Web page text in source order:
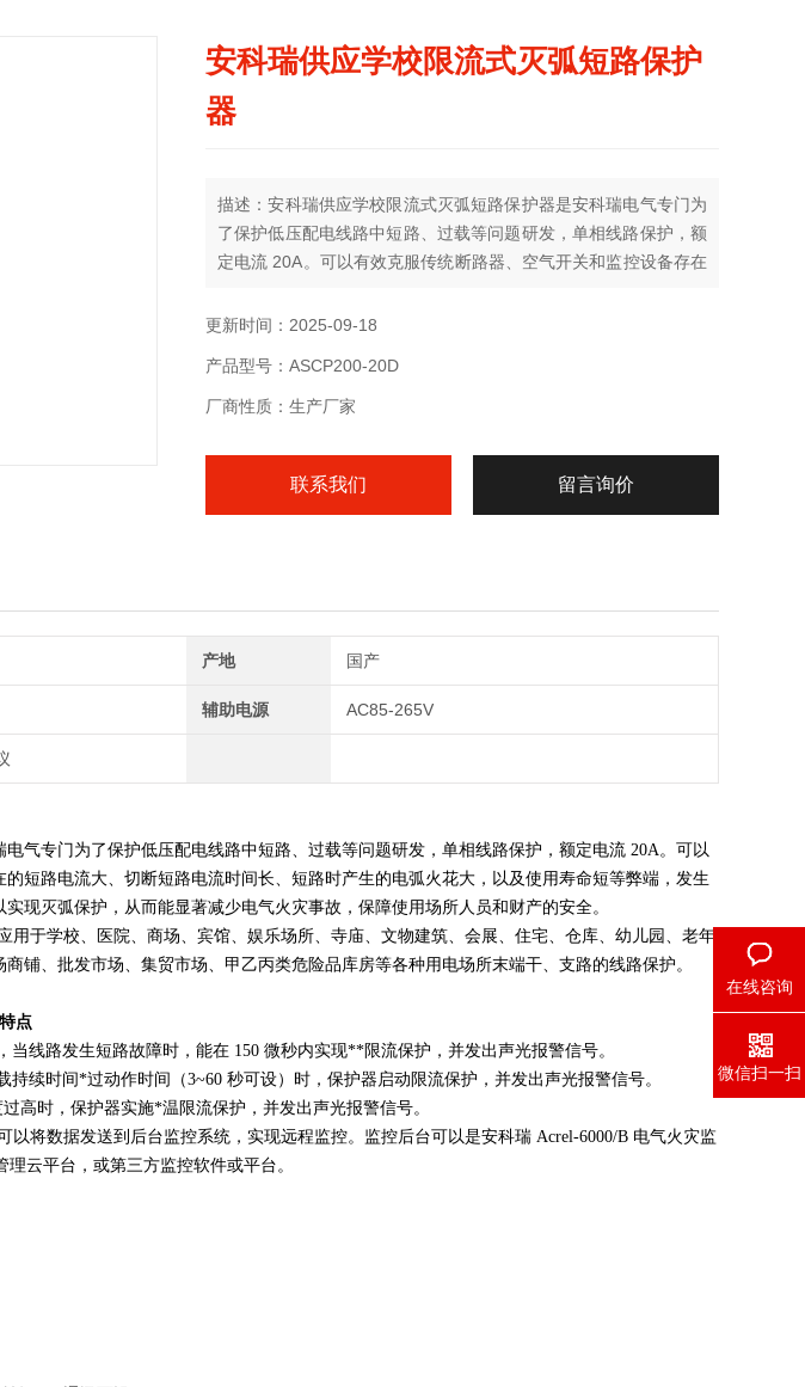
安科瑞供应学校限流式灭弧短路保护
器
描述：安科瑞供应学校限流式灭弧短路保护器是安科瑞电气专门为
了保护低压配电线路中短路、过载等问题研发，单相线路保护，额
定电流 20A。可以有效克服传统断路器、空气开关和监控设备存在
以及使用寿命短等弊端，发生短路故障时，能以微秒级速度**限制
用场所人员和财产的安全。
更新时间：2025-09-18
产品型号：ASCP200-20D
厂商性质：生产厂家
联系我们 留言询价
产地 国产
辅助电源 AC85-265V
电气专门为了保护低压配电线路中短路、过载等问题研发，单相线路保护，额定电流 20A。可以
短路电流大、切断短路电流时间长、短路时产生的电弧火花大，以及使用寿命短等弊端，发生
现灭弧保护，从而能显著减少电气火灾事故，保障使用场所人员和财产的安全。
用于学校、医院、商场、宾馆、娱乐场所、寺庙、文物建筑、会展、住宅、仓库、幼儿园、老年
铺、批发市场、集贸市场、甲乙丙类危险品库房等各种用电场所末端干、支路的线路保护。
点
线路发生短路故障时，能在 150 微秒内实现**限流保护，并发出声光报警信号。
续时间*过动作时间（3~60 秒可设）时，保护器启动限流保护，并发出声光报警信号。
高时，保护器实施*温限流保护，并发出声光报警信号。
以将数据发送到后台监控系统，实现远程监控。监控后台可以是安科瑞 Acrel-6000/B 电气火灾监
云平台，或第三方监控软件或平台。
在线咨询
微信扫一扫